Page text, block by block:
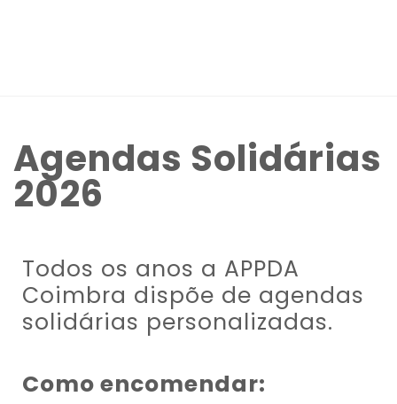
sistema
de
acessibilidade.
Agendas Solidárias
2026
Todos os anos a APPDA
Coimbra dispõe de agendas
solidárias personalizadas.
Como encomendar: